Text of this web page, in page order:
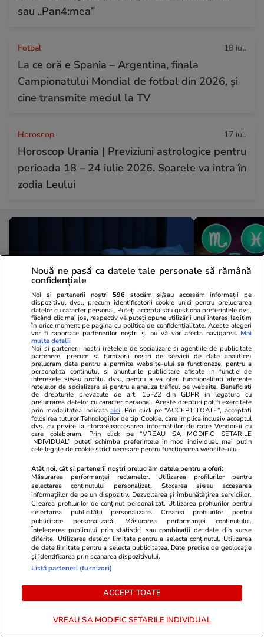
sau „Pan4:mea”
Fotbal 18 iul.
La ce oră e Spania – Argentina, finala
Campionatului Mondial de fotbal din 2026, și
cine transmite meciul la TV
Horoscop 17 iul.
Horoscop Urania | Previziuni astrologice pentru
perioada 18 – 24 iulie 2026. Soarele va intra în
zodia Leului
Sănătate și Fitness 18 iul.
De ce nu este recomandat să
dormi cu fereastra deschisă vara.
Ce spun specialiștii
Horoscop
Horoscop
Săgetătorii
activități
să îi inspire,
provocărilor
Horoscop 18 iul.
Horoscop 19 iulie 2026.
Săgetătorii ar fi bine să
selecteze activități plăcute,
relaxante, care să îi inspire, ca
să poată face față provocărilor
Vacanțe și Cultură 17 iul.
Nouă ne pasă ca datele tale personale să rămână
confidențiale
Noi și partenerii noștri 596 stocăm și/sau accesăm informații pe
dispozitivul dvs., precum identificatorii cookie unici pentru prelucrarea
datelor cu caracter personal. Puteți accepta sau gestiona preferințele dvs.
făcând clic mai jos, respectiv vă puteți opune utilizării unui interes legitim
în orice moment pe pagina cu politica de confidențialitate. Aceste alegeri
vor fi raportate partenerilor noștri și nu vă vor afecta navigarea. Mai
multe detalii
Noi si partenerii nostri (retelele de socializare si agentiile de publicitate
partenere, precum si furnizorii nostri de servicii de date analitice)
prelucram date pentru a permite website-ului sa functioneze, pentru a
personaliza continutul si anunturile publicitare afisate in functie de
interesele si/sau profilul dvs., pentru a va oferi functionalitati aferente
retelelor de socializare si pentru a analiza traficul pe website. Beneficiati
de drepturile prevazute de art. 15-22 din GDPR in legatura cu
prelucrarea datelor cu caracter personal. Aceste drepturi pot fi exercitate
prin modalitatea indicataaici. Prin click pe “ACCEPT TOATE”, acceptati
folosirea tuturor Tehnologiilor de tip Cookie, care implica inclusiv acceptul
dvs. cu privire la stocarea/accesarea informatiilor de catre Vendor-ii cu
care colaboram. Prin click pe “VREAU SA MODIFIC SETARILE
INDIVIDUAL” puteti schimba preferintele in mod individual, mai putin
cele legate de cookie strict necesare pentru functionarea website-ului.
Atât noi, cât și partenerii noștri prelucrăm datele pentru a oferi:
Măsurarea performanței reclamelor. Utilizarea profilurilor pentru
selectarea conținutului personalizat. Stocarea și/sau accesarea
informațiilor de pe un dispozitiv. Dezvoltarea și îmbunătățirea serviciilor.
Crearea profilurilor de conținut personalizat. Utilizarea profilurilor pentru
selectarea publicității personalizate. Crearea profilurilor pentru
publicitate personalizată. Măsurarea performanței conținutului.
Înțelegerea publicului prin statistici sau combinații de date din surse
diferite. Utilizarea datelor limitate pentru a selecta conținutul. Utilizarea
de date limitate pentru a selecta publicitatea. Date precise de geolocație
și identificarea prin scanarea dispozitivului.
Listă parteneri (furnizori)
ACCEPT TOATE
VREAU SA MODIFIC SETARILE INDIVIDUAL